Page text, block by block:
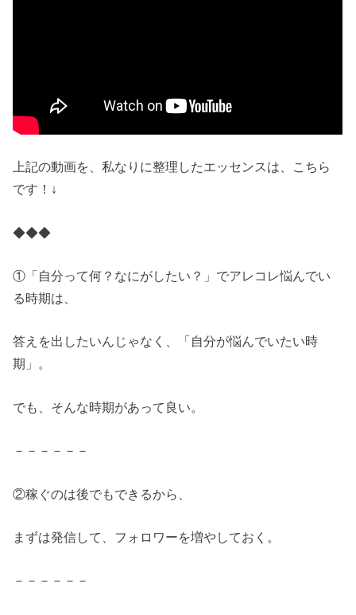
上記の動画を、私なりに整理したエッセンスは、こちら
です！↓
◆◆◆
①「自分って何？なにがしたい？」でアレコレ悩んでい
る時期は、
答えを出したいんじゃなく、「自分が悩んでいたい時
期」。
でも、そんな時期があって良い。
－－－－－－
②稼ぐのは後でもできるから、
まずは発信して、フォロワーを増やしておく。
－－－－－－